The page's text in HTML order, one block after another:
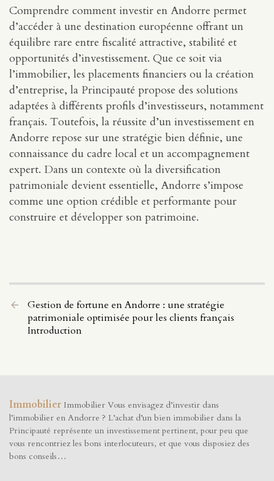
Comprendre comment investir en Andorre permet
d’accéder à une destination européenne offrant un
équilibre rare entre fiscalité attractive, stabilité et
opportunités d’investissement. Que ce soit via
l’immobilier, les placements financiers ou la création
d’entreprise, la Principauté propose des solutions
adaptées à différents profils d’investisseurs, notamment
français. Toutefois, la réussite d’un investissement en
Andorre repose sur une stratégie bien définie, une
connaissance du cadre local et un accompagnement
expert. Dans un contexte où la diversification
patrimoniale devient essentielle, Andorre s’impose
comme une option crédible et performante pour
construire et développer son patrimoine.
Gestion de fortune en Andorre : une stratégie
patrimoniale optimisée pour les clients français
Introduction
Immobilier Immobilier Vous envisagez d’investir dans
l’immobilier en Andorre ? L’achat d’un bien immobilier dans la
Principauté représente un investissement pertinent, pour peu que
vous rencontriez les bons interlocuteurs, et que vous disposiez des
bons conseils…